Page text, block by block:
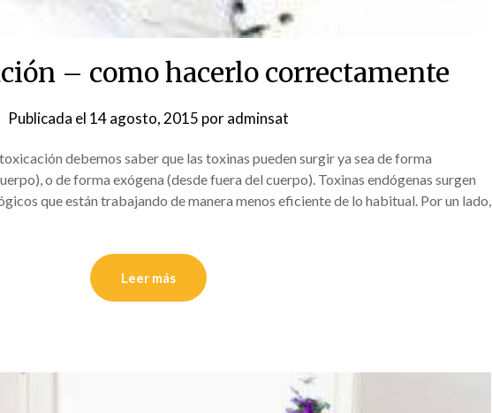
– como hacerlo correctamente
Publicada el 14 agosto, 2015 poradminsat
debemos saber que las toxinas pueden surgir ya sea de forma
o de forma exógena (desde fuera del cuerpo). Toxinas endógenas surgen
que están trabajando de manera menos eficiente de lo habitual. Por un lado,
Leer más